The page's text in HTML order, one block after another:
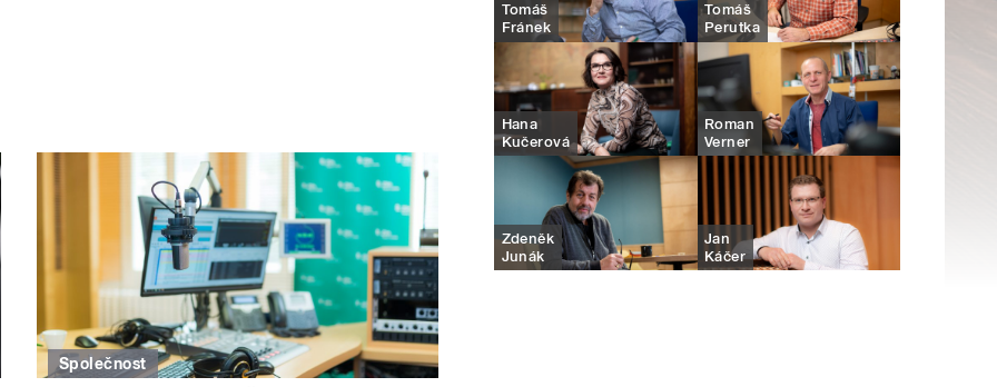
Společnost
Tomáš
Fránek
Tomáš
Perutka
Hana
Kučerová
Roman
Verner
Zdeněk
Junák
Jan
Káčer